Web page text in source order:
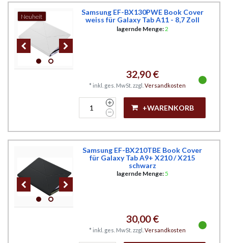
Neuheit
Samsung EF-BX130PWE Book Cover
weiss für Galaxy Tab A11 - 8,7 Zoll
lagernde Menge:2
32,90 €
* inkl. ges. MwSt. zzgl. Versandkosten
+WARENKORB
Samsung EF-BX210TBE Book Cover
für Galaxy Tab A9+ X210 / X215
schwarz
lagernde Menge:5
30,00 €
* inkl. ges. MwSt. zzgl. Versandkosten